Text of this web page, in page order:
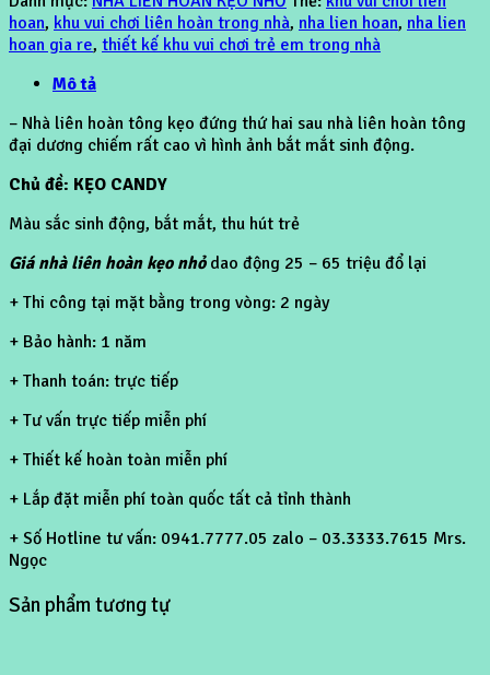
hoan, khu vui chơi liên hoàn trong nhà, nha lien hoan, nha lien
hoan gia re, thiết kế khu vui chơi trẻ em trong nhà
Mô tả
– Nhà liên hoàn tông kẹo đứng thứ hai sau nhà liên hoàn tông
đại dương chiếm rất cao vì hình ảnh bắt mắt sinh động.
Chủ đề: KẸO CANDY
Màu sắc sinh động, bắt mắt, thu hút trẻ
Giá nhà liên hoàn kẹo nhỏdao động 25 – 65 triệu đổ lại
+ Thi công tại mặt bằng trong vòng: 2 ngày
+ Bảo hành: 1 năm
+ Thanh toán: trực tiếp
+ Tư vấn trực tiếp miễn phí
+ Thiết kế hoàn toàn miễn phí
+ Lắp đặt miễn phí toàn quốc tất cả tỉnh thành
+ Số Hotline tư vấn: 0941.7777.05 zalo – 03.3333.7615 Mrs.
Ngọc
Sản phẩm tương tự